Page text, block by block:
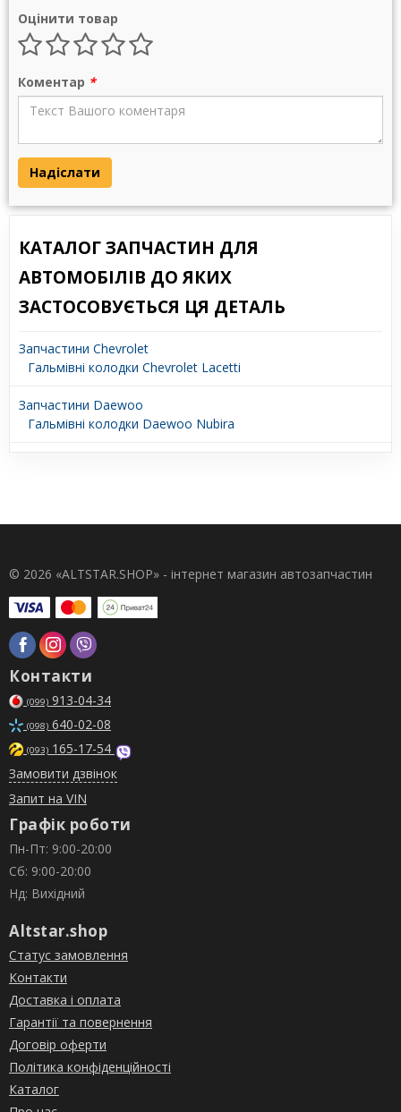
Оцінити товар
Коментар *
Надіслати
КАТАЛОГ ЗАПЧАСТИН ДЛЯ
АВТОМОБІЛІВ ДО ЯКИХ
ЗАСТОСОВУЄТЬСЯ ЦЯ ДЕТАЛЬ
Запчастини Chevrolet
Гальмівні колодки Chevrolet Lacetti
Запчастини Daewoo
Гальмівні колодки Daewoo Nubira
© 2026 «ALTSTAR.SHOP» - інтернет магазин автозапчастин
Контакти
(099) 913-04-34
(098) 640-02-08
(093) 165-17-54
Замовити дзвінок
Запит на VIN
Графік роботи
Пн-Пт: 9:00-20:00
Сб: 9:00-20:00
Нд: Вихідний
Altstar.shop
Статус замовлення
Контакти
Доставка і оплата
Гарантії та повернення
Договір оферти
Політика конфіденційності
Каталог